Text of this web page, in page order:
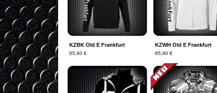
KZBK Old E Frankfurt
65,90 €
KZWH Old E Frankfurt
65,90 €